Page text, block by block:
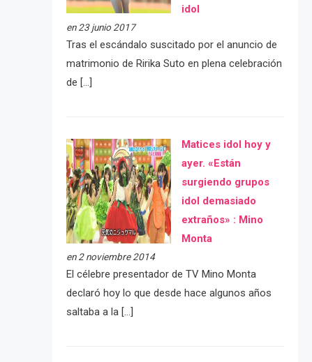
idol
en 23 junio 2017
Tras el escándalo suscitado por el anuncio de
matrimonio de Ririka Suto en plena celebración
de […]
Matices idol hoy y
ayer. «Están
surgiendo grupos
idol demasiado
extraños» : Mino
Monta
en 2 noviembre 2014
El célebre presentador de TV Mino Monta
declaró hoy lo que desde hace algunos años
saltaba a la […]